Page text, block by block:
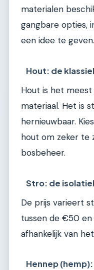
materialen
gangbare opties,
een idee te geven.
Hout: de
Hout is het
materiaal. Het is
hernieuwbaar.
hout om zeker te
bosbeheer.
Stro: de
De prijs varieert
tussen de €50
afhankelijk van
Hennep